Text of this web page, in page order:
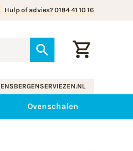
Hulp of advies? 0184 41 10 16
Ovenschalen